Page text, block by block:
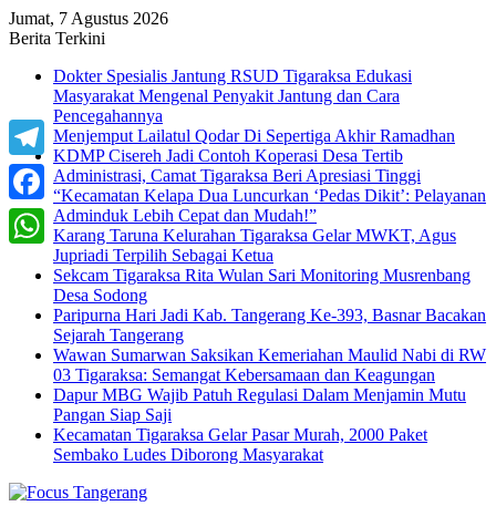
Jumat, 7 Agustus 2026
Berita Terkini
Dokter Spesialis Jantung RSUD Tigaraksa Edukasi
Masyarakat Mengenal Penyakit Jantung dan Cara
Pencegahannya
Menjemput Lailatul Qodar Di Sepertiga Akhir Ramadhan
KDMP Cisereh Jadi Contoh Koperasi Desa Tertib
Administrasi, Camat Tigaraksa Beri Apresiasi Tinggi
“Kecamatan Kelapa Dua Luncurkan ‘Pedas Dikit’: Pelayanan
Adminduk Lebih Cepat dan Mudah!”
Karang Taruna Kelurahan Tigaraksa Gelar MWKT, Agus
Jupriadi Terpilih Sebagai Ketua
Sekcam Tigaraksa Rita Wulan Sari Monitoring Musrenbang
Desa Sodong
Paripurna Hari Jadi Kab. Tangerang Ke-393, Basnar Bacakan
Sejarah Tangerang
Wawan Sumarwan Saksikan Kemeriahan Maulid Nabi di RW
03 Tigaraksa: Semangat Kebersamaan dan Keagungan
Dapur MBG Wajib Patuh Regulasi Dalam Menjamin Mutu
Pangan Siap Saji
Kecamatan Tigaraksa Gelar Pasar Murah, 2000 Paket
Sembako Ludes Diborong Masyarakat
Telegram
Facebook
WhatsApp